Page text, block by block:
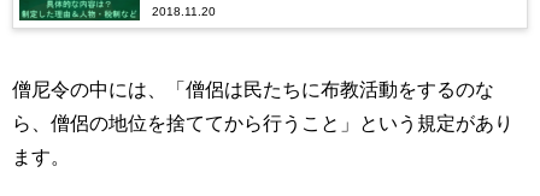
2018.11.20
僧尼令の中には、「僧侶は民たちに布教活動をするのな
ら、僧侶の地位を捨ててから行うこと」という規定があり
ます。